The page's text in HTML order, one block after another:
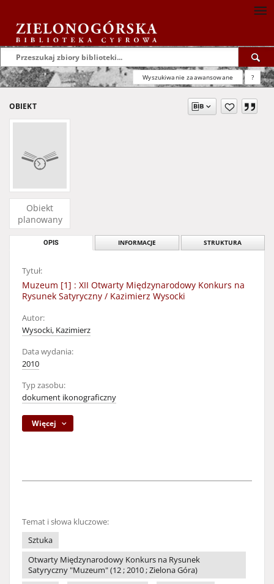
Wyszukiwanie zaawansowane ?
OBIEKT
Obiekt
planowany
OPIS INFORMACJE STRUKTURA
Tytuł:
Muzeum [1] : XII Otwarty Międzynarodowy Konkurs na
Rysunek Satyryczny / Kazimierz Wysocki
Autor:
Wysocki, Kazimierz
Data wydania:
2010
Typ zasobu:
dokument ikonograficzny
Więcej
Temat i słowa kluczowe:
Sztuka
Otwarty Międzynarodowy Konkurs na Rysunek
Satyryczny "Muzeum" (12 ; 2010 ; Zielona Góra)